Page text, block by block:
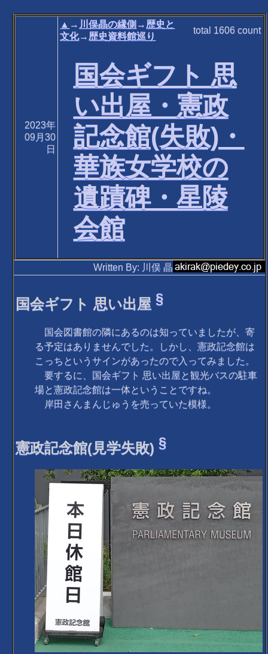
2023年
09月30
日
▲ → 川俣晶の縁側 → 歴史と
文化→ 歴史資料館巡り
total 1606 count
国会ギフト 思
い出屋・憲政
記念館(失敗)・
華族女学校の
遺蹟碑・星陵
会館
Written By: 川俣 晶
国会ギフト 思い出屋§
国会図書館の隣にあるのは知っていましたが、寄
る予定はありませんでした。しかし、憲政記念館は
こっちというサインがあったので入ってみました。
要するに、国会ギフト 思い出屋と観光バスの駐車
場と憲政記念館は一体ということですね。
岸田さんまんじゅうを売っていた模様。
憲政記念館(見学失敗)§